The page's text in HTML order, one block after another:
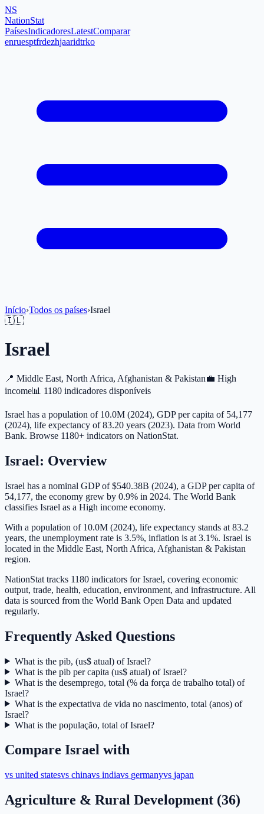
NS
NationStat
PaísesIndicadoresLatestComparar
enruesptfrdezhjaaridtrko
Início›Todos os países›Israel
🇮🇱
Israel
📍 Middle East, North Africa, Afghanistan & Pakistan💼 High
income 📊 1180 indicadores disponíveis
Israel has a population of 10.0M (2024), GDP per capita of 54,177
(2024), life expectancy of 83.20 years (2023). Data from World
Bank. Browse 1180+ indicators on NationStat.
Israel: Overview
Israel has a nominal GDP of $540.38B (2024), a GDP per capita of
54,177, the economy grew by 0.9% in 2024. The World Bank
classifies Israel as a High income economy.
With a population of 10.0M (2024), life expectancy stands at 83.2
years, the unemployment rate is 3.5%, inflation is at 3.1%. Israel is
located in the Middle East, North Africa, Afghanistan & Pakistan
region.
NationStat tracks 1180 indicators for Israel, covering economic
output, trade, health, education, environment, and infrastructure. All
data is sourced from the World Bank Open Data and updated
regularly.
Frequently Asked Questions
What is the pib, (us$ atual) of Israel?
What is the pib per capita (us$ atual) of Israel?
What is the desemprego, total (% da força de trabalho total) of
Israel?
What is the expectativa de vida no nascimento, total (anos) of
Israel?
What is the população, total of Israel?
Compare Israel with
vs united statesvs chinavs indiavs germanyvs japan
Agriculture & Rural Development (36)